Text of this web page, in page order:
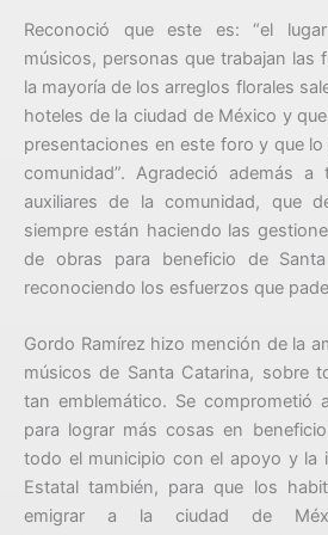
Reconoció que este es: “el
músicos, personas que trabajan las
la mayoría de los arreglos florales
hoteles de la ciudad de México y
presentaciones en este foro y que lo
comunidad”. Agradeció además a
auxiliares de la comunidad, que
siempre están haciendo las
de obras para beneficio de
reconociendo los esfuerzos que
Gordo Ramírez hizo mención de la
músicos de Santa Catarina, sobre
tan emblemático. Se comprometió
para lograr más cosas en
todo el municipio con el apoyo y la
Estatal también, para que los
emigrar a la ciudad de